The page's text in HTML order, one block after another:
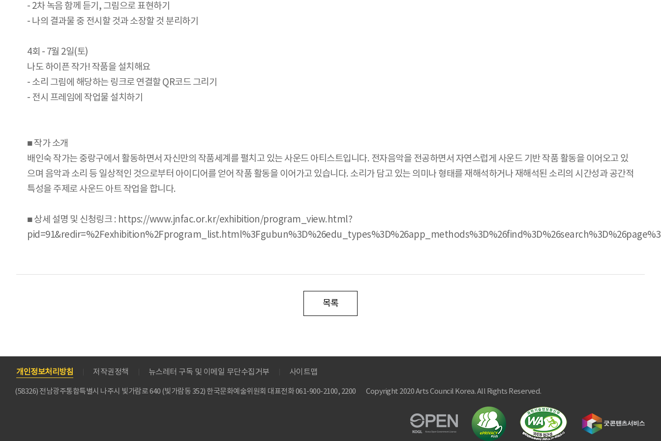
- 2차 녹음 함께 듣기, 그림으로 표현하기
- 나의 결과물 중 전시할 것과 소장할 것 분리하기
4회 - 7월 2일(토)
나도 하이픈 작가! 작품을 설치해요
- 소리 그림에 해당하는 링크로 연결할 QR코드 그리기
- 전시 프레임에 작업물 설치하기
■ 작가 소개
배인숙 작가는 중랑구에서 활동하면서 자신만의 작품세계를 펼치고 있는 사운드 아티스트입니다. 전자음악을 전공하면서 자연스럽게 사운드 기반 작품 활동을 이어오고 있
으며 음악과 소리 등 일상적인 것으로부터 아이디어를 얻어 작품 활동을 이어가고 있습니다. 소리가 담고 있는 의미나 형태를 재해석하거나 재해석된 소리의 시간성과 공간적
특성을 주제로 사운드 아트 작업을 합니다.
■ 상세 설명 및 신청링크 : https://www.jnfac.or.kr/exhibition/program_view.html?
목록
개인정보처리방침 저작권정책 뉴스레터 구독 및 이메일 무단수집거부 사이트맵
(58326) 전남광주통합특별시 나주시 빛가람로 640 (빛가람동 352) 한국문화예술위원회 대표전화 061-900-2100, 2200 Copyright 2020 Arts Council Korea. All Rights Reserved.